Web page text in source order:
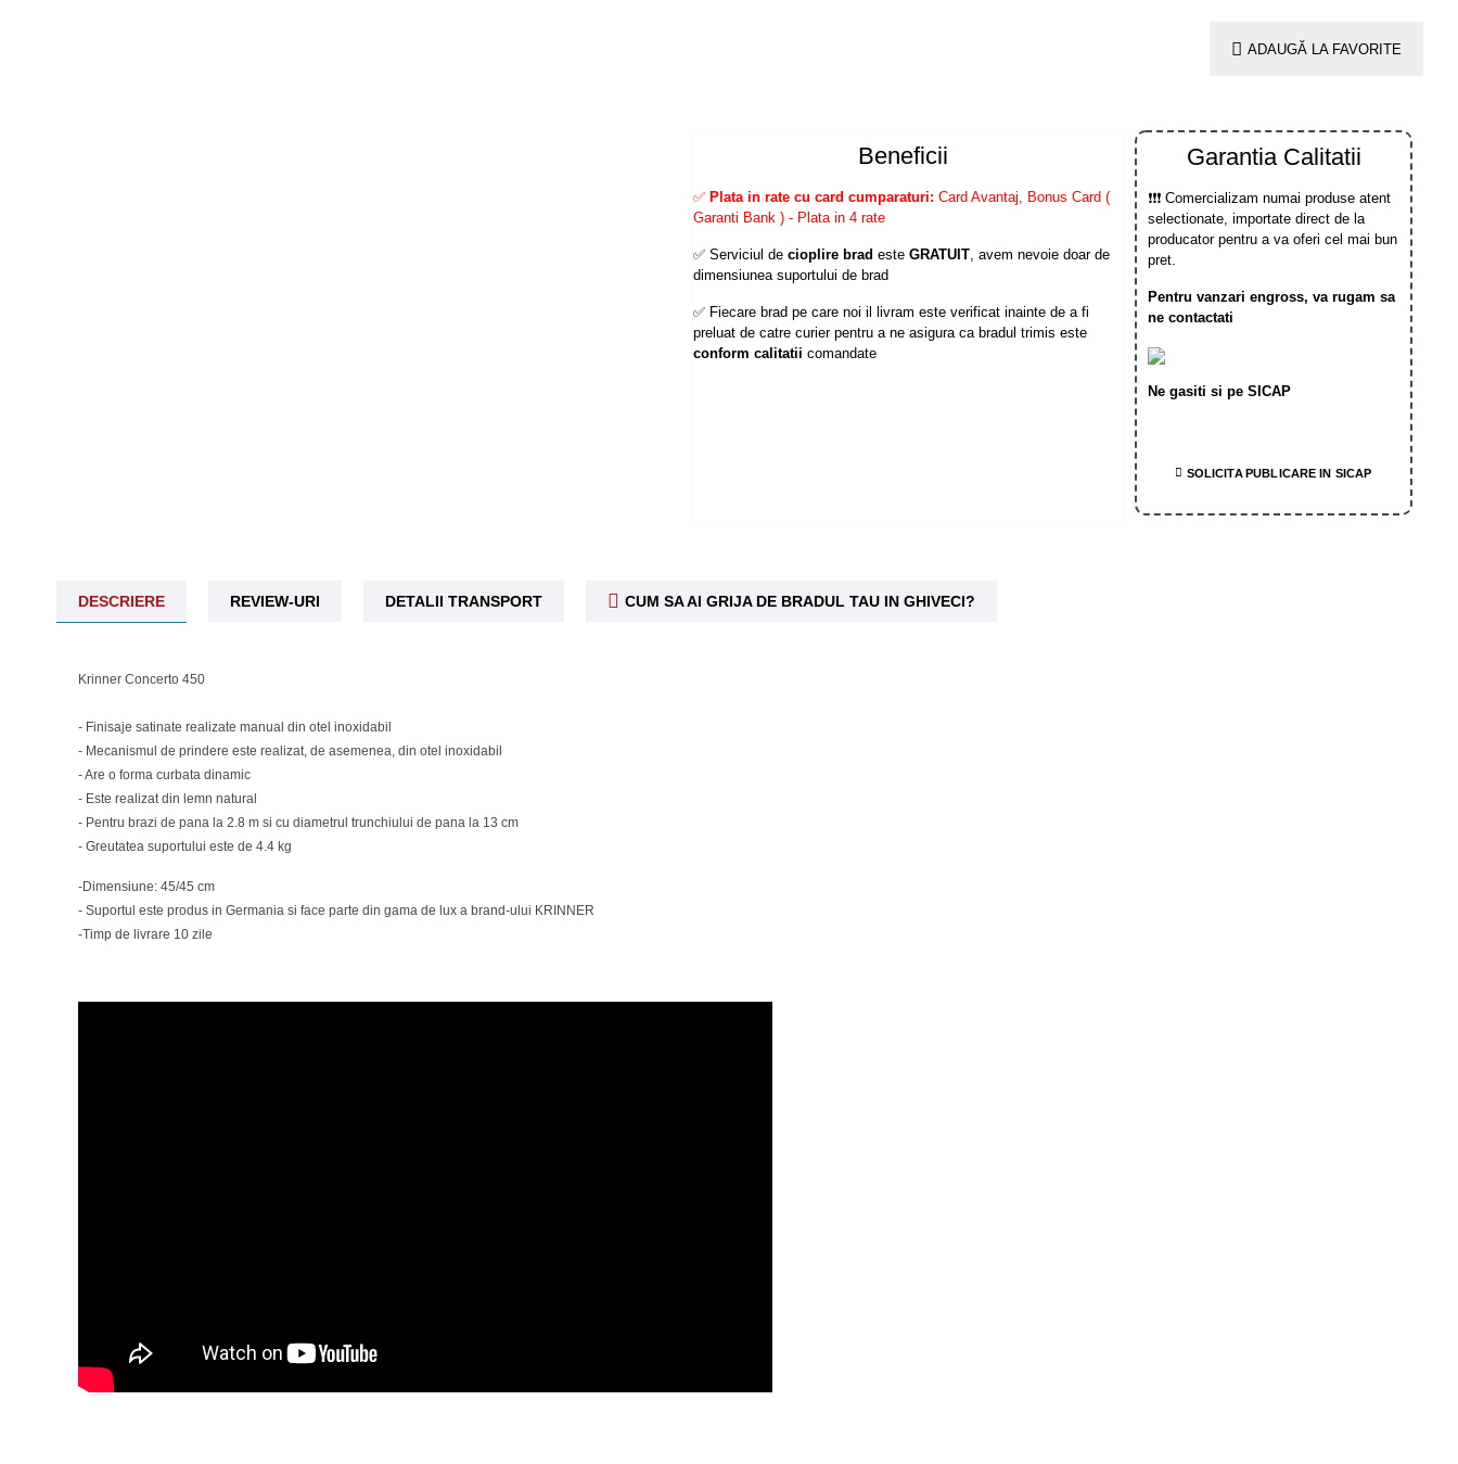
ADAUGĂ LA FAVORITE
Beneficii
✅ Plata in rate cu card cumparaturi: Card Avantaj, Bonus Card (
Garanti Bank ) - Plata in 4 rate
✅ Serviciul de cioplire brad este GRATUIT, avem nevoie doar de
dimensiunea suportului de brad
✅ Fiecare brad pe care noi il livram este verificat inainte de a fi
preluat de catre curier pentru a ne asigura ca bradul trimis este
conform calitatii comandate
Garantia Calitatii
❗❗❗ Comercializam numai produse atent
selectionate, importate direct de la
producator pentru a va oferi cel mai bun
pret.
Pentru vanzari engross, va rugam sa
ne contactati
Ne gasiti si pe SICAP
SOLICITA PUBLICARE IN SICAP
DESCRIERE REVIEW-URI DETALII TRANSPORT CUM SA AI GRIJA DE BRADUL TAU IN GHIVECI?
Krinner Concerto 450
- Finisaje satinate realizate manual din otel inoxidabil
- Mecanismul de prindere este realizat, de asemenea, din otel inoxidabil
- Are o forma curbata dinamic
- Este realizat din lemn natural
- Pentru brazi de pana la 2.8 m si cu diametrul trunchiului de pana la 13 cm
- Greutatea suportului este de 4.4 kg
-Dimensiune: 45/45 cm
- Suportul este produs in Germania si face parte din gama de lux a brand-ului KRINNER
-Timp de livrare 10 zile